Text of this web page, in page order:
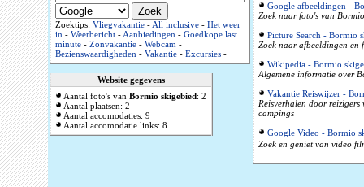
Zoektips: Vliegvakantie-All inclusive- Het weer
in- Weerbericht-Aanbiedingen- Goedkope last
minute- Zonvakantie- Webcam-
Bezienswaardigheden- Vakantie- Excursies-
Website gegevens
Aantal foto's van Bormio skigebied: 2
Aantal plaatsen: 2
Aantal accomodaties: 9
Aantal accomodatie links: 8
Google afbeeldingen -
Zoek naar foto's van
Picture Search - Bormio
Zoek naar afbeeldingen en
Wikipedia - Bormio
Algemene informatie over
Vakantie Reiswijzer -
Reisverhalen door reizigers
campings
Google Video - Bormio
Zoek en geniet van video